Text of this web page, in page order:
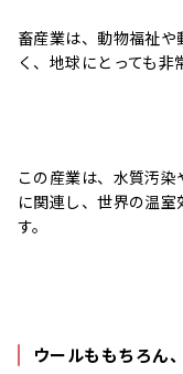
畜産業は、動物福祉
く、地球にとっても非
この産業は、水質汚
に関連し、世界の温
す。
ウールももちろん